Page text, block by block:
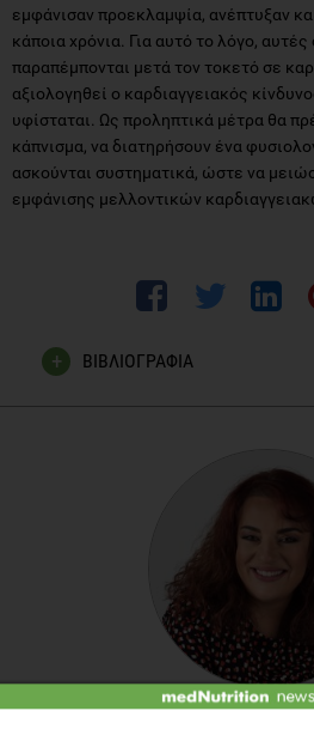
εμφάνισαν προεκλαμψία, ανέπτυξαν
κάποια χρόνια. Για αυτό το λόγο,
παραπέμπονται μετά τον τοκετό σε
αξιολογηθεί ο καρδιαγγειακός
υφίσταται. Ως προληπτικά μέτρα θα
κάπνισμα, να διατηρήσουν ένα
ασκούνται συστηματικά, ώστε να
εμφάνισης μελλοντικών
ΒΙΒΛΙΟΓΡΑΦΙΑ
meta-analysis, Eur J Epidemiol. 2013;
American College of Obstetricians
TaskForce on Hypertension in
pregnancy. Report of the American
and Gynecologists’ Task Force on
Pregnancy. Obstet Gynecol. 2013;
Bellamy L, Casas JP, Hingorani AD,
risk of cardiovascular disease and